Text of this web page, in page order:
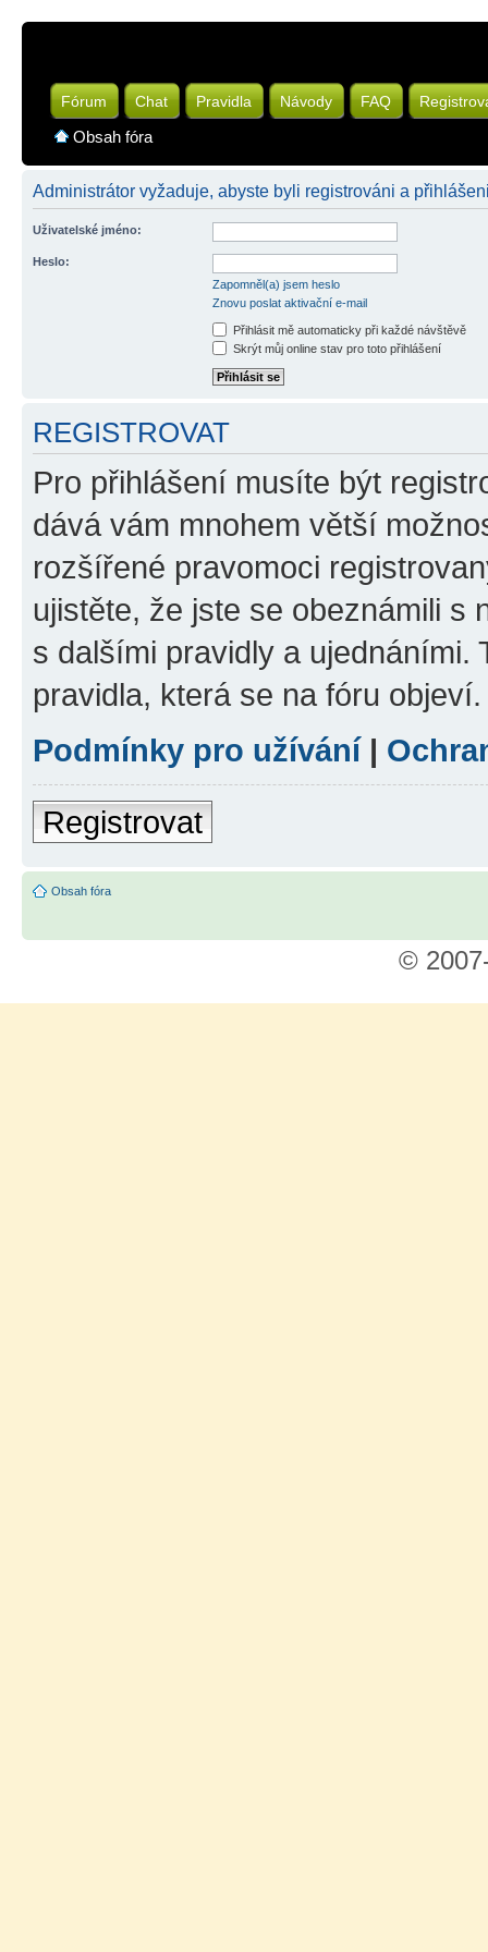
Fórum Chat Pravidla Návody FAQ
Obsah fóra
Administrátor vyžaduje, abyste byli registrováni a
Uživatelské jméno:
Heslo:
Zapomněl(a) jsem heslo
Znovu poslat aktivační e-mail
Přihlásit mě automaticky při každé návštěvě
Skrýt můj online stav pro toto přihlášení
REGISTROVAT
Pro přihlášení musíte být
dává vám mnohem větší
rozšířené pravomoci
ujistěte, že jste se obeznámili s
s dalšími pravidly a ujednáními.
pravidla, která se na fóru objeví.
Podmínky pro užívání|
Registrovat
Obsah fóra
©